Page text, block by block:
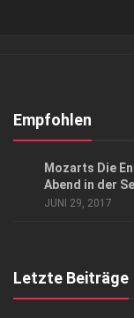
Kontakt,
Empfohlen
Mozarts Die
Abend in der
JUNI 29, 2017
Letzte Beiträge